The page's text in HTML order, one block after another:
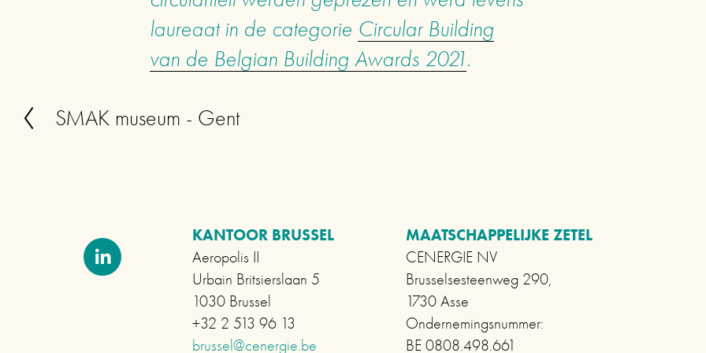
laureaat in de categorie Circular Building
van de Belgian Building Awards 2021.
V
SMAK museum - Gent
KANTOOR BRUSSEL
Aeropolis II
Urbain Britsierslaan 5
1030 Brussel
+32 2 513 96 13
brussel@cenergie.be
MAATSCHAPPELIJKE ZETEL
CENERGIE NV
Brusselsesteenweg 290,
1730 Asse
Ondernemingsnummer:
BE 0808.498.661